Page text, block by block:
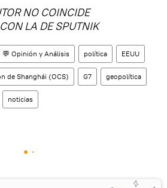
NO COINCIDE
LA DE SPUTNIK
💬 Opinión y Análisis política EEUU
de Shanghái (OCS) G7 geopolítica
noticias